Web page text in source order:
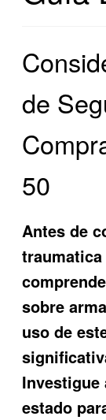
de
50
Antes de
sobre
uso de
Investigue
estado